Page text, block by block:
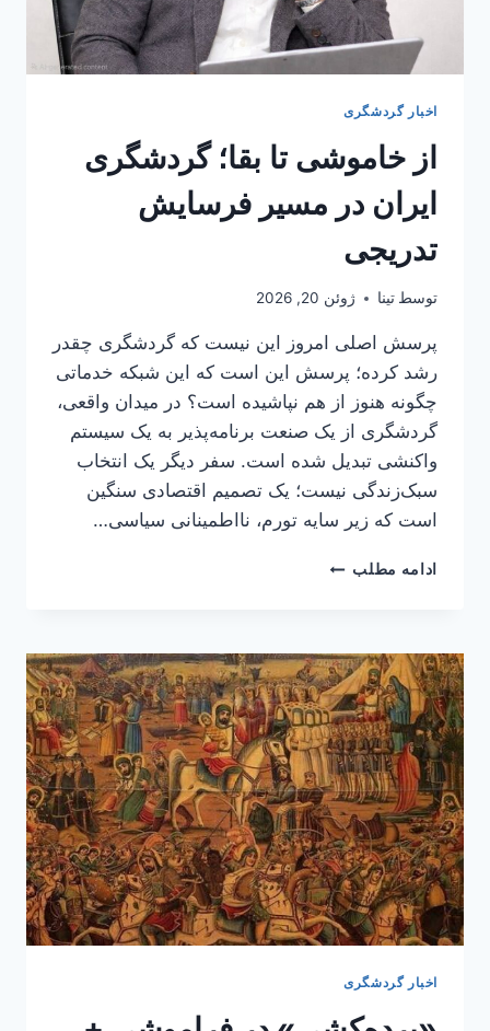
اخبار گردشگری
از خاموشی تا بقا؛ گردشگری
ایران در مسیر فرسایش
تدریجی
توسط تینا ژوئن 20, 2026
پرسش اصلی امروز این نیست که گردشگری چقدر
رشد کرده؛ پرسش این است که این شبکه خدماتی
چگونه هنوز از هم نپاشیده است؟ در میدان واقعی،
گردشگری از یک صنعت برنامه‌پذیر به یک سیستم
واکنشی تبدیل شده است. سفر دیگر یک انتخاب
سبک‌زندگی نیست؛ یک تصمیم اقتصادی سنگین
است که زیر سایه تورم، نااطمینانی سیاسی…
ادامه مطلب از
گردشگری
ایران
در
مسیر
فرسایش
تدریجی
اخبار گردشگری